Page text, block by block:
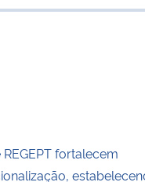
de transferência
REGEPT fortalecem